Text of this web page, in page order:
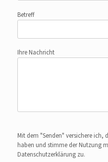
Betreff
Ihre Nachricht
Mit dem "Senden" versichere ich,
haben und stimme der Nutzung
Datenschutzerklärung zu.